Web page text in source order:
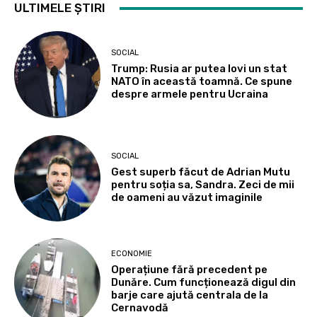
ULTIMELE ȘTIRI
SOCIAL
Trump: Rusia ar putea lovi un stat
NATO în această toamnă. Ce spune
despre armele pentru Ucraina
SOCIAL
Gest superb făcut de Adrian Mutu
pentru soția sa, Sandra. Zeci de mii
de oameni au văzut imaginile
ECONOMIE
Operațiune fără precedent pe
Dunăre. Cum funcționează digul din
barje care ajută centrala de la
Cernavodă